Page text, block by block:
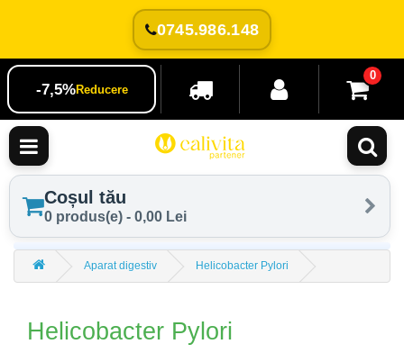
0745.986.148
-7,5%Reducere
0
Coșul tău
0 produs(e) - 0,00 Lei
Aparat digestiv Helicobacter Pylori
Helicobacter Pylori